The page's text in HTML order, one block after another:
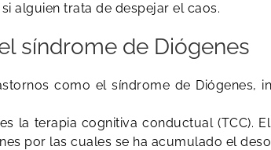
alguien trata de despejar el caos.
síndrome de Diógenes
como el síndrome de Diógenes,
la terapia cognitiva conductual
por las cuales se ha acumulado el